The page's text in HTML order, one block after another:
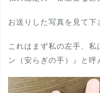
お送りした写真を見て下
これはまず私の左手、
ン（安らぎの手）』と呼